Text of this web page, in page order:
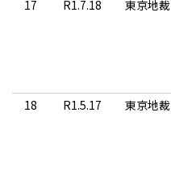
17
R1.7.18 東京地裁
18
R1.5.17 東京地裁